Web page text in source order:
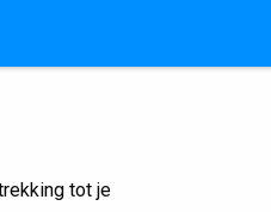
tot je